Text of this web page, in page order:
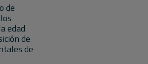
de
edad
de
de